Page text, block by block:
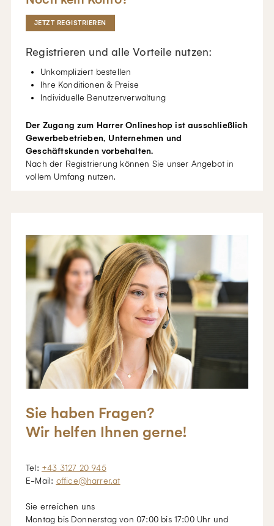
JETZT REGISTRIEREN
Registrieren und alle Vorteile nutzen:
Unkompliziert bestellen
Ihre Konditionen & Preise
Individuelle Benutzerverwaltung
Der Zugang zum Harrer Onlineshop ist ausschließlich
Gewerbebetrieben, Unternehmen und
Geschäftskunden vorbehalten.
Nach der Registrierung können Sie unser Angebot in
vollem Umfang nutzen.
Sie haben Fragen?
Wir helfen Ihnen gerne!
Tel: +43 3127 20 945
E-Mail: office@harrer.at
Sie erreichen uns
Montag bis Donnerstag von 07:00 bis 17:00 Uhr und